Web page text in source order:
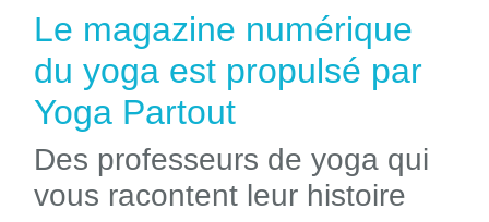
Le magazine numérique
du yoga est propulsé par
Yoga Partout
Des professeurs de yoga qui
vous racontent leur histoire